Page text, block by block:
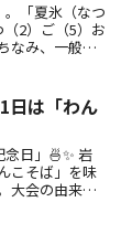
「夏氷（なつ
2）ご（5）お
なみ、一般社
日は「わん
日」🍜✨ 岩
こそば」を味
大会の由来や